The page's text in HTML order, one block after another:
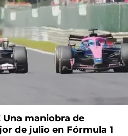
Una maniobra de
de julio en Fórmula 1